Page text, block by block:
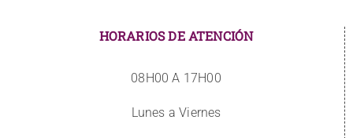
HORARIOS DE ATENCIÓN
08H00 A 17H00
Lunes a Viernes